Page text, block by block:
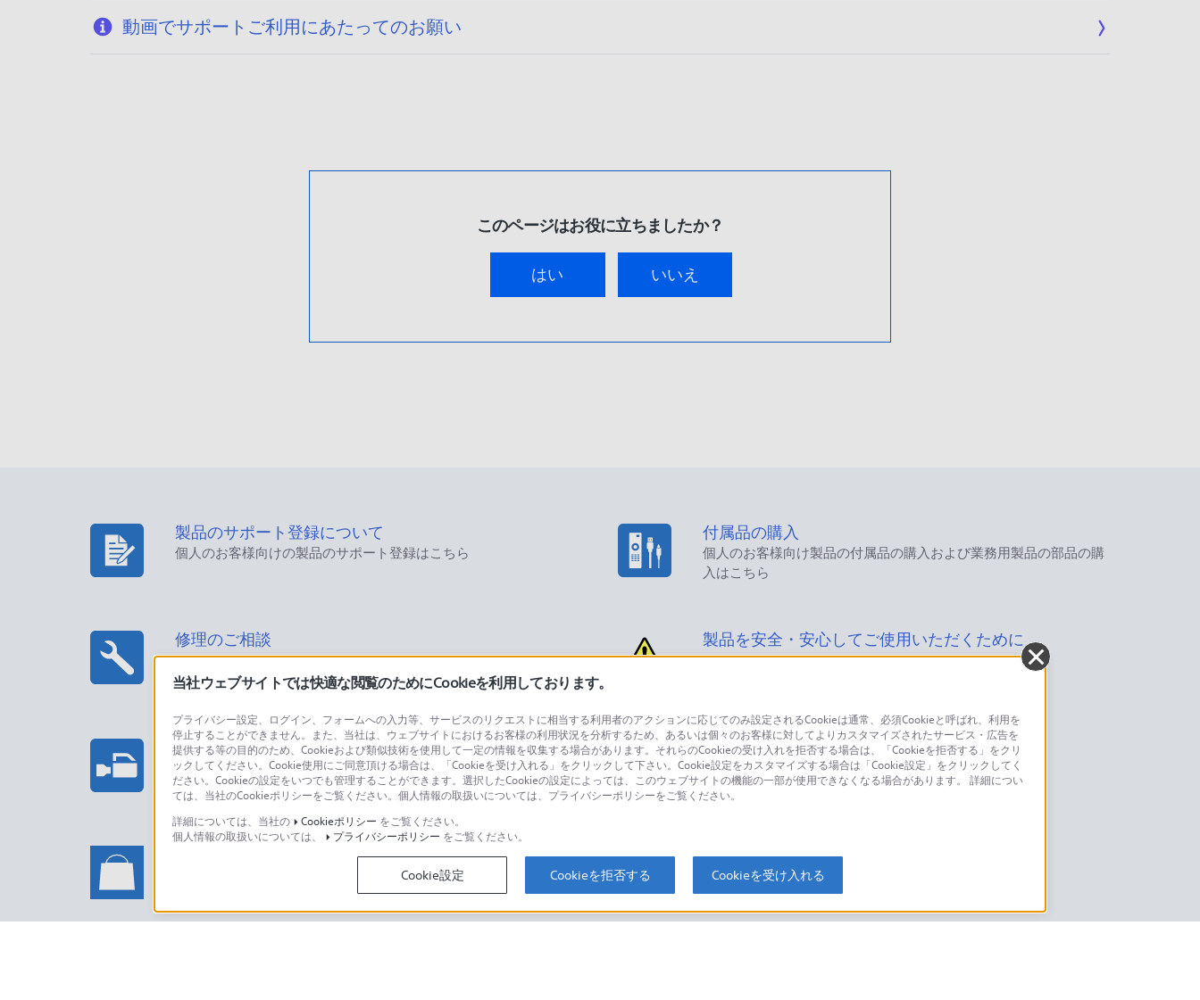
動画でサポートご利用にあたってのお願い
このページはお役に立ちましたか？
はい いいえ
製品のサポート登録について
個人のお客様向けの製品のサポート登録はこちら
付属品の購入
個人のお客様向け製品の付属品の購入および業務用製品の部品の購
入はこちら
修理のご相談 製品を安全・安心してご使用いただくために
プロフェッショナル/業務用製品に関するお問い合わせ
法人のお客様はこちら
製品に関するお問い合わせ
個人のお客様はこちら
ソニーストアでのお買い物に関するご利用ガイド・お問
ソニーストアのご利用方法・サービスに関してのご案内はこちら
海外仕様製品
オーバーシーズモデルに関してのご案内はこちら
当社ウェブサイトでは快適な閲覧のためにCookieを利用しております。
プライバシー設定、ログイン、フォームへの入力等、サービスのリクエストに相当する利用者のアクションに応じてのみ設定されるCookieは通常、必須Cookieと呼ばれ、利用を
停止することができません。また、当社は、ウェブサイトにおけるお客様の利用状況を分析するため、あるいは個々のお客様に対してよりカスタマイズされたサービス・広告を
提供する等の目的のため、Cookieおよび類似技術を使用して一定の情報を収集する場合があります。それらのCookieの受け入れを拒否する場合は、「Cookieを拒否する」をクリ
ックしてください。Cookie使用にご同意頂ける場合は、「Cookieを受け入れる」をクリックして下さい。Cookie設定をカスタマイズする場合は「Cookie設定」をクリックしてく
ださい。Cookieの設定をいつでも管理することができます。選択したCookieの設定によっては、このウェブサイトの機能の一部が使用できなくなる場合があります。 詳細につい
ては、当社のCookieポリシーをご覧ください。個人情報の取扱いについては、プライバシーポリシーをご覧ください。
詳細については、当社の
Cookieポリシー をご覧ください。
個人情報の取扱いについては、
プライバシーポリシー をご覧ください。
Cookie設定 Cookieを拒否する Cookieを受け入れる